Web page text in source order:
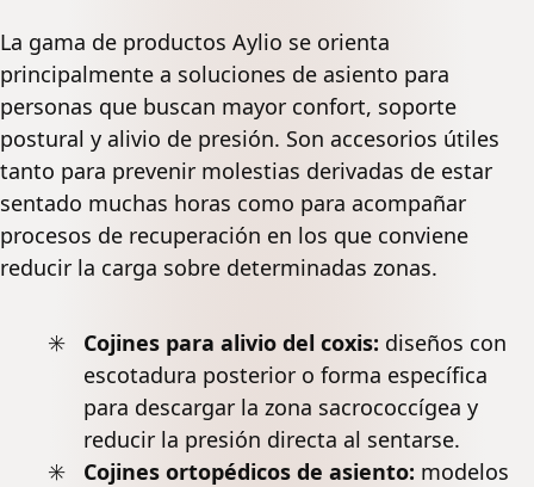
La gama de productos Aylio se orienta
principalmente a soluciones de asiento para
personas que buscan mayor confort, soporte
postural y alivio de presión. Son accesorios útiles
tanto para prevenir molestias derivadas de estar
sentado muchas horas como para acompañar
procesos de recuperación en los que conviene
reducir la carga sobre determinadas zonas.
Cojines para alivio del coxis: diseños con
escotadura posterior o forma específica
para descargar la zona sacrococcígea y
reducir la presión directa al sentarse.
Cojines ortopédicos de asiento: modelos